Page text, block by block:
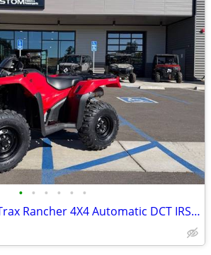
• • • • • •
2026 Honda FourTrax Rancher 4X4 Automatic DCT IRS EPS